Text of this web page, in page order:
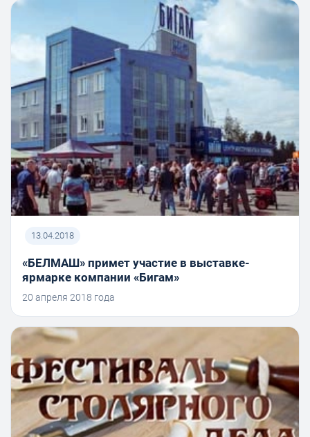
13.04.2018
«БЕЛМАШ» примет участие в выставке-
ярмарке компании «Бигам»
20 апреля 2018 года